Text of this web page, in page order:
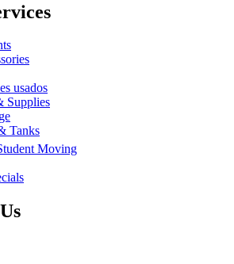
usados
Supplies
Tanks
Moving